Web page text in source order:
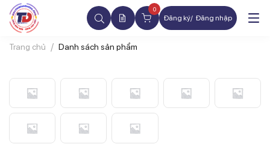
0
Đăng ký Đăng nhập
Trang chủ Danh sách sản phẩm